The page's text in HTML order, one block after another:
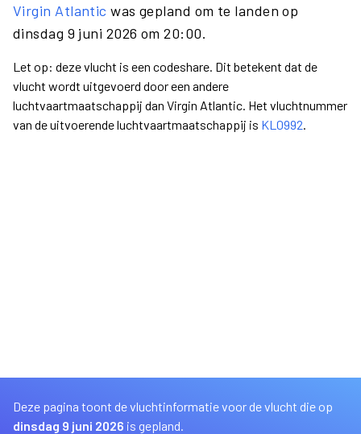
Virgin Atlantic was gepland om te landen op
dinsdag 9 juni 2026 om 20:00.
Let op: deze vlucht is een codeshare. Dit betekent dat de
vlucht wordt uitgevoerd door een andere
luchtvaartmaatschappij dan Virgin Atlantic. Het vluchtnummer
van de uitvoerende luchtvaartmaatschappij is KL0992.
Deze pagina toont de vluchtinformatie voor de vlucht die op
dinsdag 9 juni 2026 is gepland.